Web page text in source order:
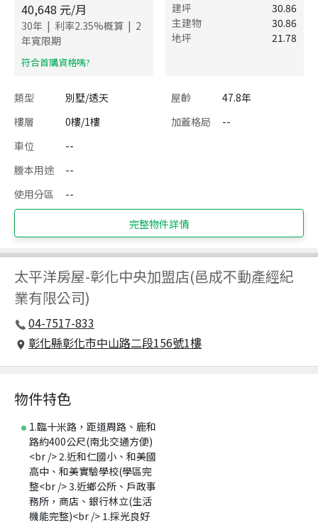
40,648 元/月
30年 | 利率2.35%概算 | 2
年寬限期
​符合首購資格嗎?
建坪
30.86
主建物
30.86
地坪
21.78
類型 別墅/透天 屋齡
47.8年
樓層
0樓/1樓 加蓋格局
--
車位
--
謄本用途
--
使用分區
--
完整物件詳情
太平洋房屋-彰化中央加盟店(邑成不動產經紀
業有限公司)
04-7517-833
彰化縣彰化市中山路二段156號1樓
物件特色
1.臨十米路，距道周路、鹿和
路約400公尺(南北交通方便)
<br /> 2.近和仁國小、和美國
高中、和美實驗學校(學區完
整<br /> 3.近鄉公所、戶政事
務所，商店、銀行林立(生活
機能完整)<br /> 1.採光良好